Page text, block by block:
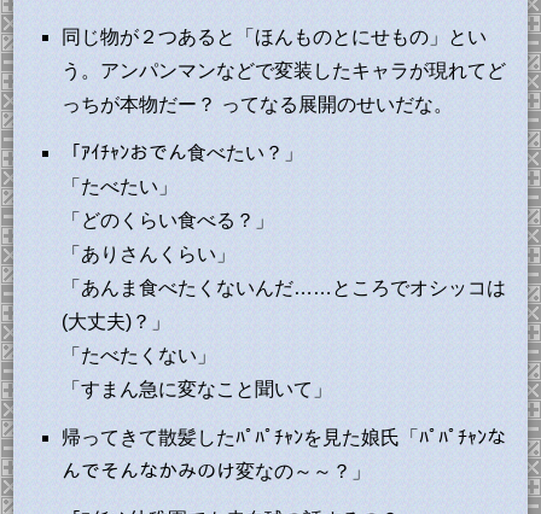
同じ物が２つあると「ほんものとにせもの」とい
う。アンパンマンなどで変装したキャラが現れてど
っちが本物だー？ ってなる展開のせいだな。
「ｱｲﾁｬﾝおでん食べたい？」
「たべたい」
「どのくらい食べる？」
「ありさんくらい」
「あんま食べたくないんだ……ところでオシッコは
(大丈夫)？」
「たべたくない」
「すまん急に変なこと聞いて」
帰ってきて散髪したﾊﾟﾊﾟﾁｬﾝを見た娘氏「ﾊﾟﾊﾟﾁｬﾝな
んでそんなかみのけ変なの～～？」